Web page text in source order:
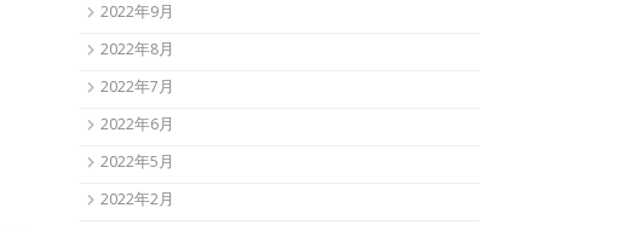
2022年9月
2022年8月
2022年7月
2022年6月
2022年5月
2022年2月